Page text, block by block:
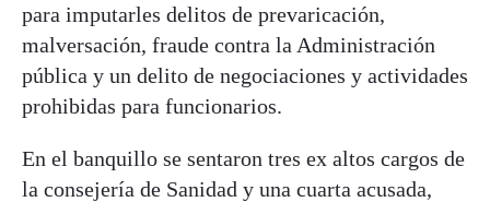
para imputarles delitos de prevaricación,
malversación, fraude contra la Administración
pública y un delito de negociaciones y actividades
prohibidas para funcionarios.
En el banquillo se sentaron tres ex altos cargos de
la consejería de Sanidad y una cuarta acusada,